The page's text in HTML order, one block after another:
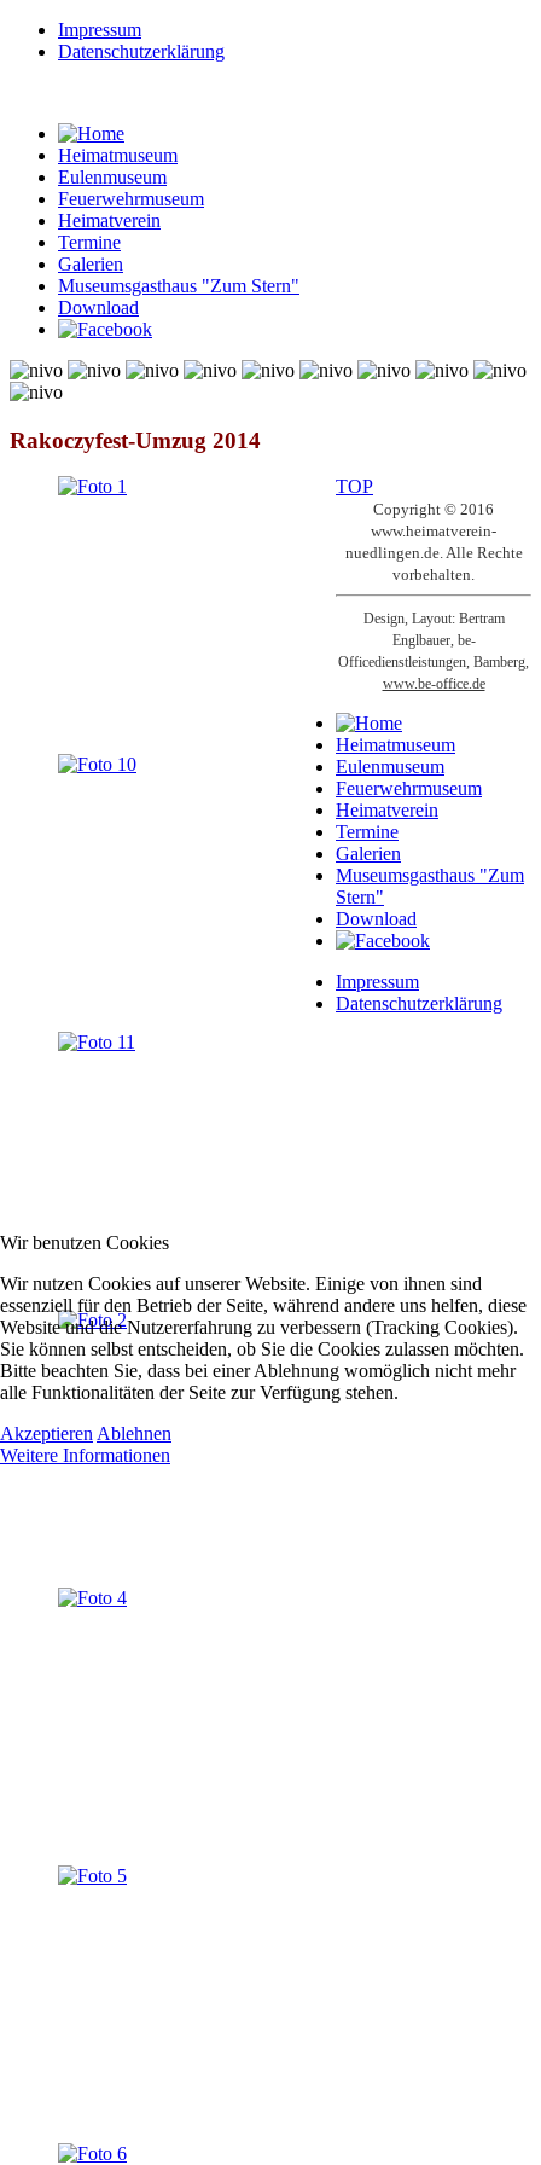
Impressum
Datenschutzerklärung
Heimatmuseum
Eulenmuseum
Feuerwehrmuseum
Heimatverein
Termine
Galerien
Museumsgasthaus "Zum Stern"
Download
Rakoczyfest-Umzug 2014
TOP
Copyright © 2016
www.heimatverein-
nuedlingen.de. Alle Rechte
vorbehalten.
Design, Layout: Bertram
Englbauer, be-
Officedienstleistungen, Bamberg,
www.be-office.de
Heimatmuseum
Eulenmuseum
Feuerwehrmuseum
Heimatverein
Termine
Galerien
Museumsgasthaus "Zum
Stern"
Download
Impressum
Datenschutzerklärung
Wir benutzen Cookies
Wir nutzen Cookies auf unserer Website. Einige von ihnen sind
essenziell für den Betrieb der Seite, während andere uns helfen, diese
Website und die Nutzererfahrung zu verbessern (Tracking Cookies).
Sie können selbst entscheiden, ob Sie die Cookies zulassen möchten.
Bitte beachten Sie, dass bei einer Ablehnung womöglich nicht mehr
alle Funktionalitäten der Seite zur Verfügung stehen.
Akzeptieren Ablehnen
Weitere Informationen